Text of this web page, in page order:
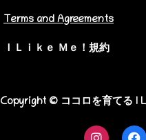
Terms and Agreements
ＩＬｉｋｅ Ｍｅ！規約
Copyright © ココロを育てる I
I
F